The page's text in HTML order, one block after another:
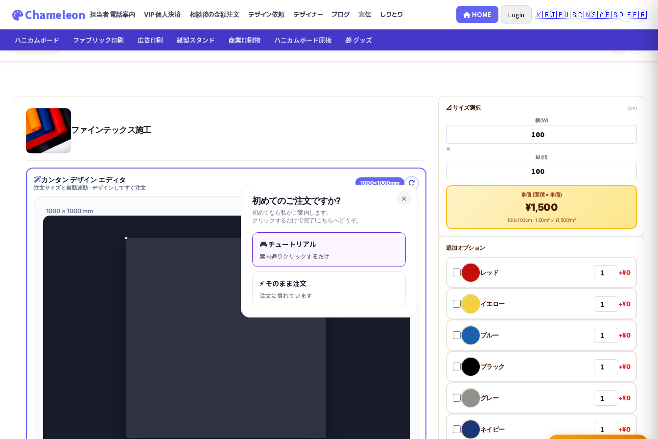
Chameleon 担当者 電話案内 VIP 個人決済 相談後の金額注文 デザイン依頼 デザイナー ブログ 宣伝 しりとり HOME Login 🇰🇷🇯🇵🇺🇸🇨🇳🇸🇦🇪🇸🇩🇪🇫🇷
ハニカムボード ファブリック印刷 広告印刷 紙製スタンド 商業印刷物 ハニカムボード原板 🎁 グッズ
← メインへ Chameleonファインテックス施工
ファインテックス施工
カンタン デザイン エディタ
注文サイズと自動連動 · デザインしてすぐ注文
1000×1000mm
1000 × 1000 mm
キャンバスに合わせる
📐 サイズ選択 (cm)
横 (W)
×
縦 (H)
単価 (面積 × 単価)
¥1,500
100×100cm · 1.00m² × ¥1,500/m²
追加オプション
レッド +¥0
イエロー +¥0
ブルー +¥0
ブラック +¥0
グレー +¥0
ネイビー +¥0
✕
初めてのご注文ですか?
初めてなら私がご案内します。
クリックするだけで完了!こちらへどうぞ。
🎮 チュートリアル
案内通りクリックするだけ
⚡ そのまま注文
注文に慣れています